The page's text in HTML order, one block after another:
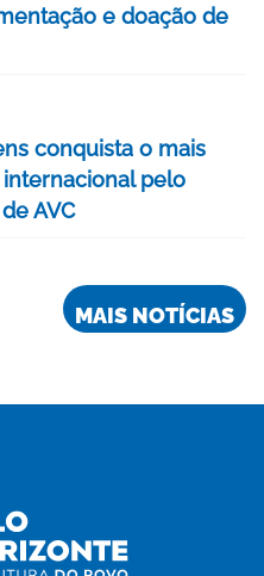
e doação de
conquista o mais
pelo
AVC
MAIS NOTÍCIAS